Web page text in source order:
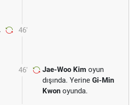
46'
46' Jae-Woo Kim oyun
dışında. Yerine Gi-Min
Kwon oyunda.